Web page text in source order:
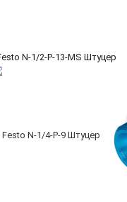
N-1/2-P-13-MS Штуцер